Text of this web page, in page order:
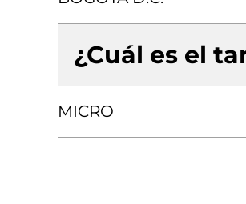
¿Cuál es el
MICRO